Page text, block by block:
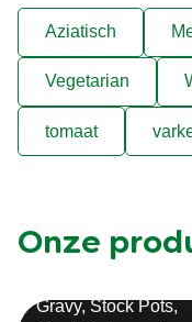
Aziatisch
Vegetarian
tomaat
Onze
Gravy, Stock Pots,